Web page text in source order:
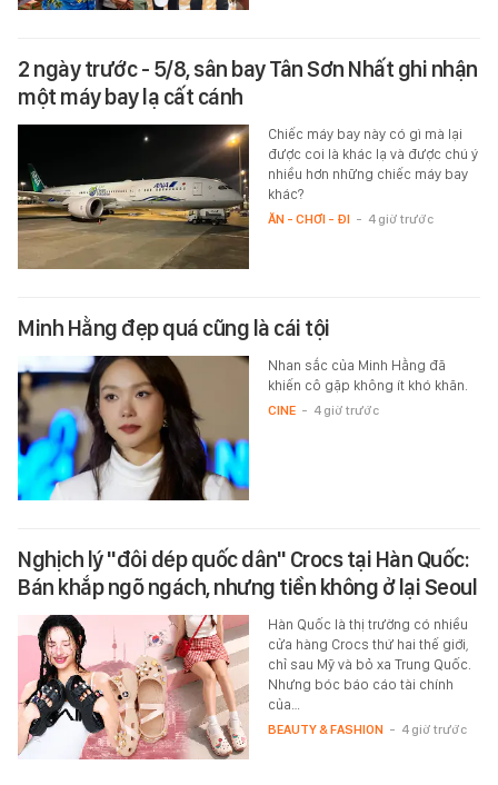
2 ngày trước - 5/8, sân bay Tân Sơn Nhất ghi nhận
một máy bay lạ cất cánh
Chiếc máy bay này có gì mà lại
được coi là khác lạ và được chú ý
nhiều hơn những chiếc máy bay
khác?
ĂN - CHƠI - ĐI - 4 giờ trước
Minh Hằng đẹp quá cũng là cái tội
Nhan sắc của Minh Hằng đã
khiến cô gặp không ít khó khăn.
CINE - 4 giờ trước
Nghịch lý "đôi dép quốc dân" Crocs tại Hàn Quốc:
Bán khắp ngõ ngách, nhưng tiền không ở lại Seoul
Hàn Quốc là thị trường có nhiều
cửa hàng Crocs thứ hai thế giới,
chỉ sau Mỹ và bỏ xa Trung Quốc.
Nhưng bóc báo cáo tài chính
của…
BEAUTY & FASHION - 4 giờ trước